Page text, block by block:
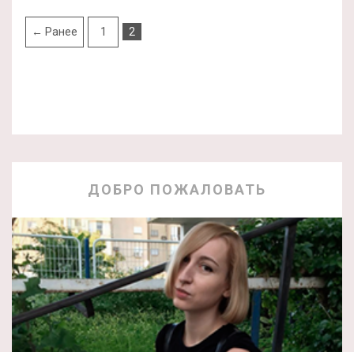
← Ранее 1 2
ДОБРО ПОЖАЛОВАТЬ